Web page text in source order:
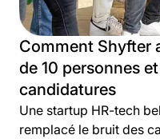
Comment Shyfter
de 10 personnes
candidatures
Une startup HR-tech
remplacé le bruit des